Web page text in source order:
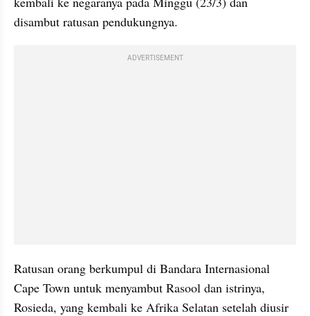
disambut ratusan pendukungnya.
ADVERTISEMENT
Ratusan orang berkumpul di Bandara Internasional
Cape Town untuk menyambut Rasool dan istrinya,
Rosieda, yang kembali ke Afrika Selatan setelah diusir